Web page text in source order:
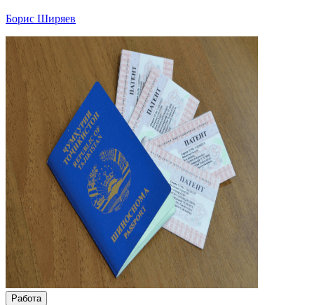
Борис Ширяев
Работа